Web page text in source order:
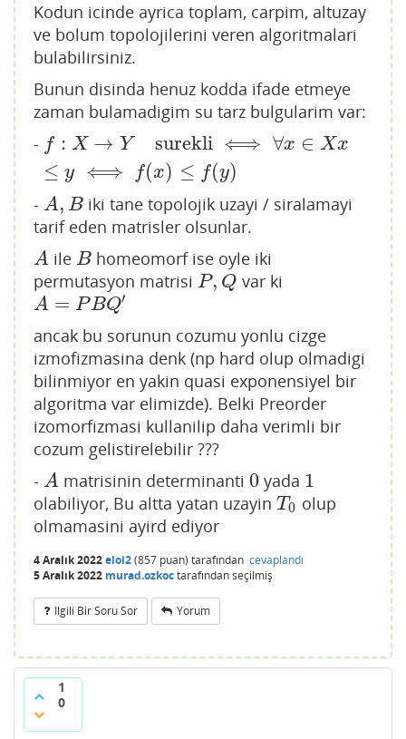
[k, j] k
xy), A[i, j])
if !h
return
false
end
return true
topolojimi(x::BitMatrix) = transitifmi(x) &&
refleksifmi(x)
topolojimi(x::Set{Set{T}}) = topolojimi(aile
denSiralama(x))
refleksifmi(x::BitMatrix) = @inbounds all(x
[i]
for
bitMatriks(x, boyut) = reshape(digits(x, bas
e=
, pad=boyut * boyut) .>
function tumNboyutluTopolojilerInteger(n)
    digit = zeros(Int64,n*n)
    dVec = digit .>
0
end
function _tumNboyutluTopolojiler(n,digit,bit
V)
    results::Array{Int64} = [];
    s = sum(
1<<i for i in
    e =
2^(n * n) -1
for i in s:e
        bitV .= digit .>
#bitM .= reshape(bitV, n, n)
#display(bitM)
            append!(results, i)
Kodun icinde ayrica toplam, carpim, altuzay
ve bolum topolojilerini veren algoritmalari
bulabilirsiniz.
Bunun disinda henuz kodda ifade etmeye
zaman bulamadigim su tarz bulgularim var:
- f : X → Y surekli ⟺ ∀x ∈ Xx
≤ y ⟺ f(x) ≤ f(y)
f:X→Ysurekli ⟺∀x∈Xx y⟺f( )≤f( y)
- A, B
A,B
iki tane topolojik uzayi / siralamayi
tarif eden matrisler olsunlar.
A
A ile B
B homeomorf ise oyle iki
permutasyon matrisi P, Q
P,Q var ki
A = PBQ′
A= PB Q′
ancak bu sorunun cozumu yonlu cizge
izmofizmasina denk (np hard olup olmadigi
bilinmiyor en yakin quasi exponensiyel bir
algoritma var elimizde). Belki Preorder
izomorfizmasi kullanilip daha verimli bir
cozum gelistirelebilir ???
- A
A matrisinin determinanti 0
0 yada 1
1
olabiliyor, Bu altta yatan uzayin T0
T0 olup
olmamasini ayird ediyor
4 Aralık 2022eloi2(857 puan) tarafından cevaplandı
5 Aralık 2022 murad.ozkoctarafındanseçilmiş
Ilgili Bir Soru Sor Yorum
1
0